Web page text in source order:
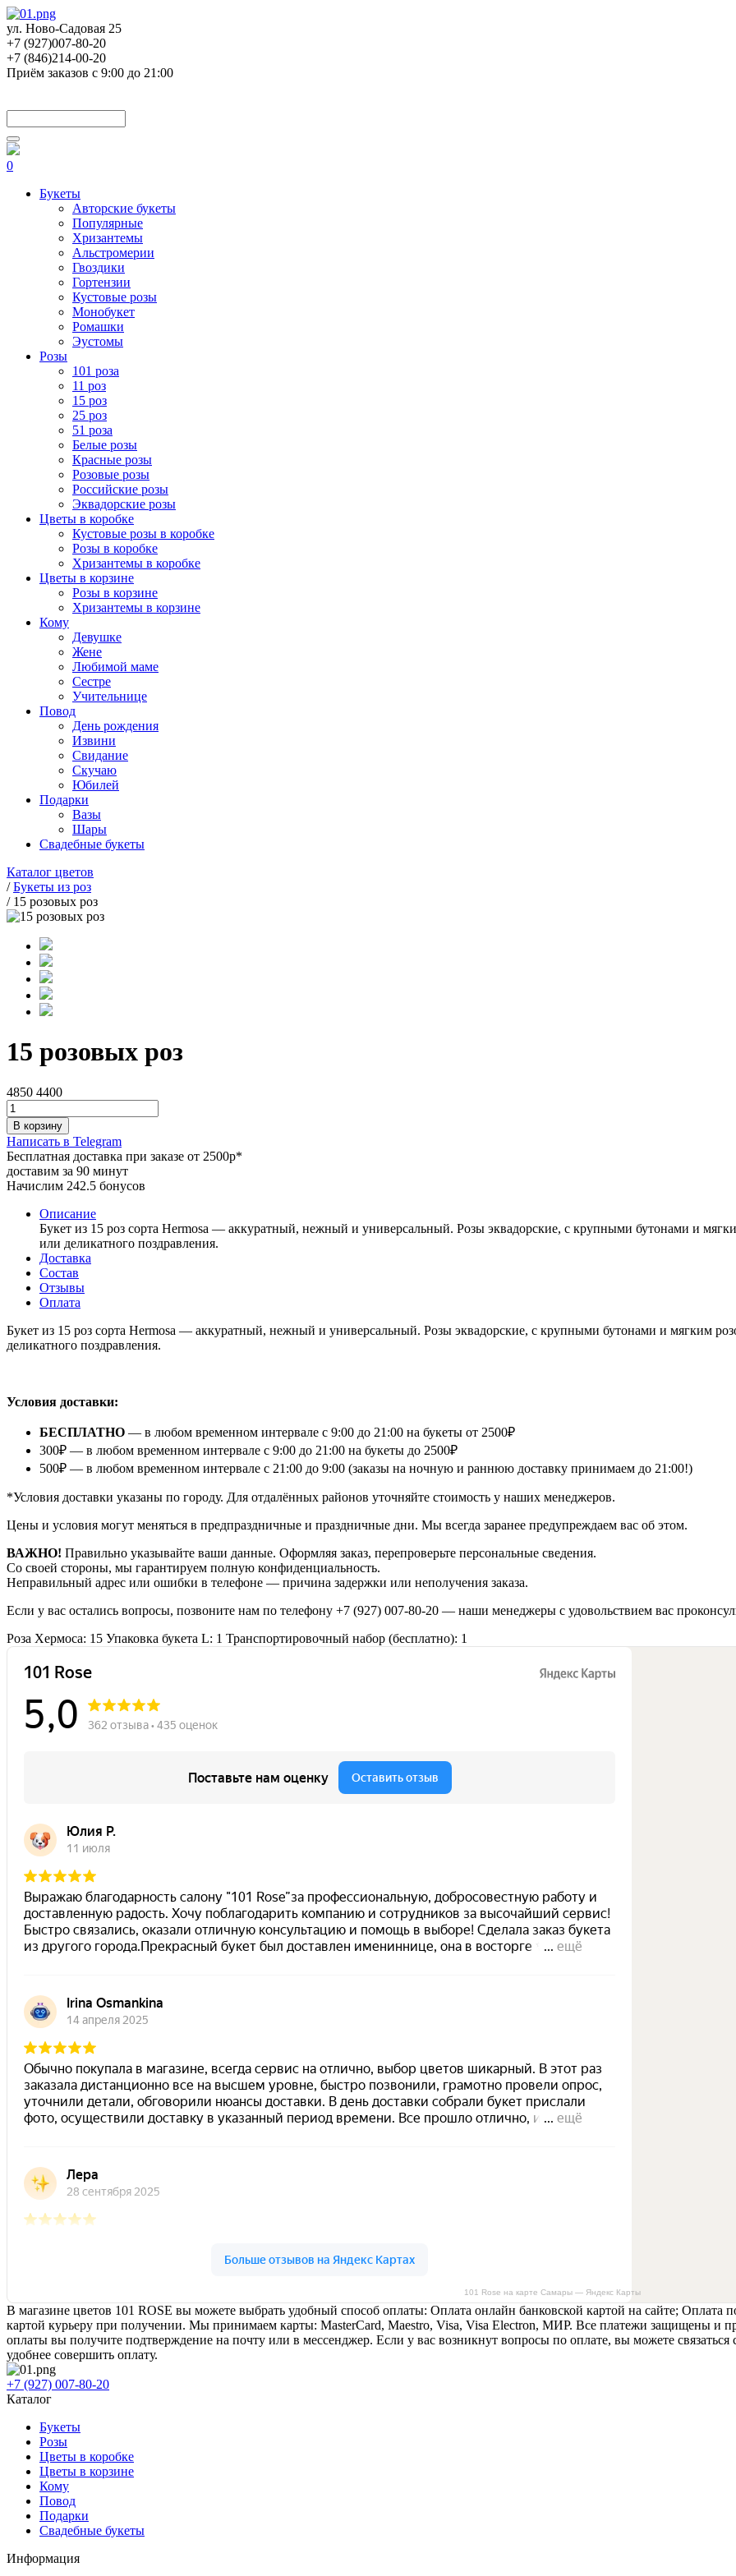
ул. Ново-Садовая 25
+7 (927)007-80-20
+7 (846)214-00-20
Приём заказов с 9:00 до 21:00
0
Букеты
Авторские букеты
Популярные
Хризантемы
Альстромерии
Гвоздики
Гортензии
Кустовые розы
Монобукет
Ромашки
Эустомы
Розы
101 роза
11 роз
15 роз
25 роз
51 роза
Белые розы
Красные розы
Розовые розы
Российские розы
Эквадорские розы
Цветы в коробке
Кустовые розы в коробке
Розы в коробке
Хризантемы в коробке
Цветы в корзине
Розы в корзине
Хризантемы в корзине
Кому
Девушке
Жене
Любимой маме
Сестре
Учительнице
Повод
День рождения
Извини
Свидание
Скучаю
Юбилей
Подарки
Вазы
Шары
Свадебные букеты
Каталог цветов
/Букеты из роз
/ 15 розовых роз
15 розовых роз
4850 4400
В корзину
Написать в Telegram
Бесплатная доставка при заказе от 2500р*
доставим за 90 минут
Начислим 242.5 бонусов
Описание
Букет из 15 роз сорта Hermosa — аккуратный, нежный и универсальный. Розы эквадорские, с крупными бутонами и
или деликатного поздравления.
Доставка
Состав
Отзывы
Оплата
Букет из 15 роз сорта Hermosa — аккуратный, нежный и универсальный. Розы эквадорские, с крупными бутонами и мягким
деликатного поздравления.
Условия доставки:
БЕСПЛАТНО — в любом временном интервале с 9:00 до 21:00 на букеты от 2500₽
300₽ — в любом временном интервале с 9:00 до 21:00 на букеты до 2500₽
500₽ — в любом временном интервале с 21:00 до 9:00 (заказы на ночную и раннюю доставку принимаем до 21:00!)
*Условия доставки указаны по городу. Для отдалённых районов уточняйте стоимость у наших менеджеров.
Цены и условия могут меняться в предпраздничные и праздничные дни. Мы всегда заранее предупреждаем вас об этом.
ВАЖНО! Правильно указывайте ваши данные. Оформляя заказ, перепроверьте персональные сведения.
Со своей стороны, мы гарантируем полную конфиденциальность.
Неправильный адрес или ошибки в телефоне — причина задержки или неполучения заказа.
Если у вас остались вопросы, позвоните нам по телефону +7 (927) 007-80-20 — наши менеджеры с удовольствием вас
Роза Хермоса: 15 Упаковка букета L: 1 Транспортировочный набор (бесплатно): 1
101 Rose на карте Самары — Яндекс Карты
В магазине цветов 101 ROSE вы можете выбрать удобный способ оплаты: Оплата онлайн банковской картой на сайте;
картой курьеру при получении. Мы принимаем карты: MasterCard, Maestro, Visa, Visa Electron, МИР. Все платежи защищены и
оплаты вы получите подтверждение на почту или в мессенджер. Если у вас возникнут вопросы по оплате, вы можете
удобнее совершить оплату.
+7 (927) 007-80-20
Каталог
Букеты
Розы
Цветы в коробке
Цветы в корзине
Кому
Повод
Подарки
Свадебные букеты
Информация